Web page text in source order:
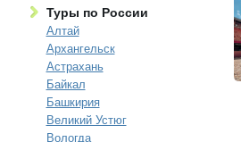
Туры по России
Алтай
Архангельск
Астрахань
Байкал
Башкирия
Великий Устюг
Вологда